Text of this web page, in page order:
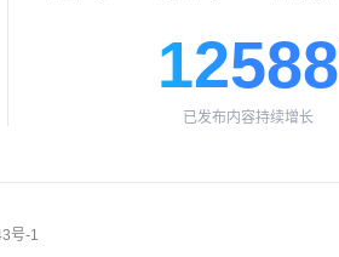
12588
已发布内容持续增长
号-1